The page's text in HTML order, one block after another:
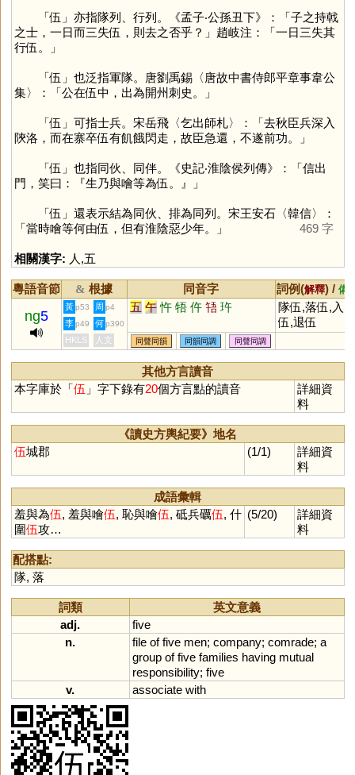
「伍 」亦指隊列、行列。《孟子‧公孫丑下》：「子之持戟
之士，一日而三失伍，則去之否乎？」趙岐注：「一日三失其
行伍。」
「伍 」也泛指軍隊。唐劉禹錫〈唐故中書侍郎平章事韋公
集〉：「公在伍中，出為開州刺史。」
「伍 」可指士兵。宋岳飛〈乞出師札〉：「去秋臣兵深入
陝洛，而在寨卒伍有飢餓閃走，故臣急還，不遂前功。」
「伍 」也指同伙、同伴。《史記‧淮陰侯列傳》：「信出
門，笑曰：『生乃與噲等為伍。』」
「伍 」還表示結為同伙、排為同列。宋王安石〈韓信〉：
「當時噲等何由伍，但有淮陰惡少年。」
469 字
相關漢字: 人,五
粵語音節 & 根據 同音字 詞例(解釋) / 備
ng5
黃 p53 周 p4 五 午 忤 牾 仵 啎 玝
隊伍,落伍,入
伍,退伍
李 p49 何 p390
HKLS 人文 同聲同韻 同韻同調 同聲同調
其他方言讀音
本字庫於「伍 」字下錄有20個方言點的讀音
詳細資
料
《讀史方輿紀要》地名
伍城郡 (1/1)
詳細資
料
成語彙輯
羞與為伍, 羞與噲伍, 恥與噲伍, 砥兵礪伍, 什
圍伍攻…
(5/20)
詳細資
料
配搭點:
隊, 落
詞類
英文意義
adj.
five
n.
file of five men; company; comrade; a
group of five families having mutual
responsibility; five
v.
associate with